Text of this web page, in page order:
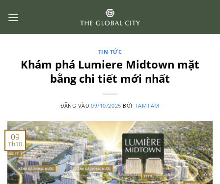
qua
TIN TỨC
Khám phá Lumiere Midtown mặt
bằng chi tiết mới nhất
ĐĂNG VÀO09/10/2025 BỞI TAMTAM
09
Th10